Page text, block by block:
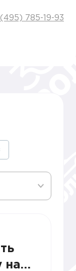
785-19-93
на